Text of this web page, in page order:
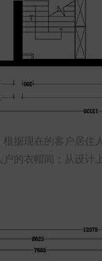
据现在的客户居
的衣帽间；从设